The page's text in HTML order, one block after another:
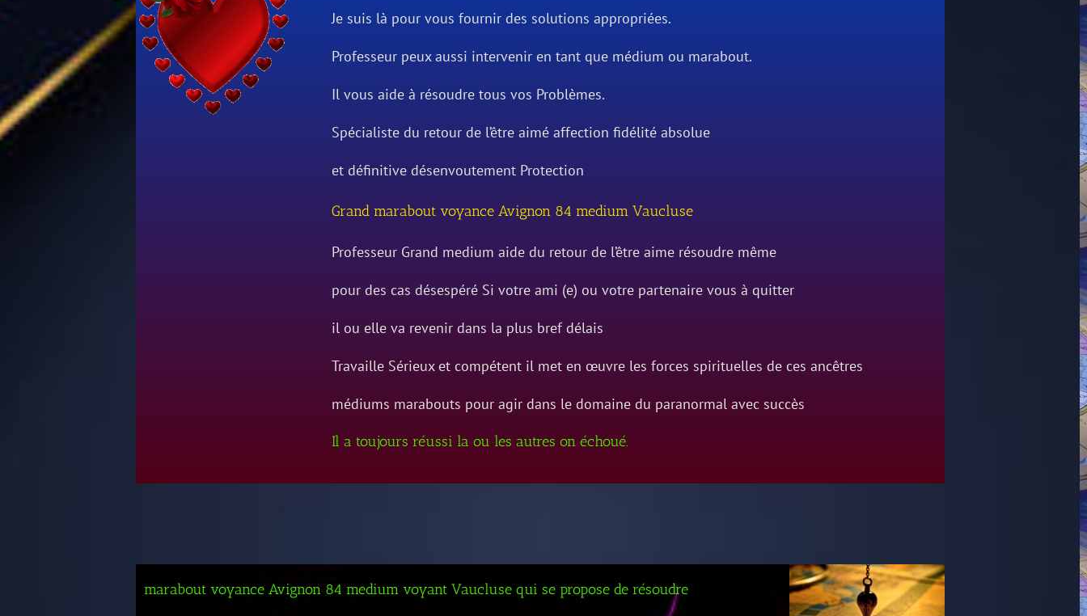
Je suis là pour vous fournir des solutions appropriées.
Professeur peux aussi intervenir en tant que médium ou marabout.
Il vous aide à résoudre tous vos Problèmes.
Spécialiste du retour de l’être aimé affection fidélité absolue
et définitive désenvoutement Protection
Grand marabout voyance Avignon 84 medium Vaucluse
Professeur Grand medium aide du retour de l’être aime résoudre même
pour des cas désespéré Si votre ami (e) ou votre partenaire vous à quitter
il ou elle va revenir dans la plus bref délais
Travaille Sérieux et compétent il met en œuvre les forces spirituelles de ces ancêtres
médiums marabouts pour agir dans le domaine du paranormal avec succès
Il a toujours réussi la ou les autres on échoué.
marabout voyance Avignon 84 medium voyant Vaucluse qui se propose de résoudre